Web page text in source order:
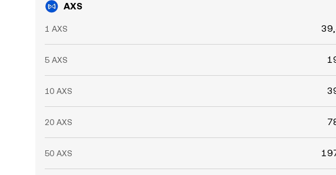
AXS
1 AXS
5 AXS
10 AXS
20 AXS
50 AXS